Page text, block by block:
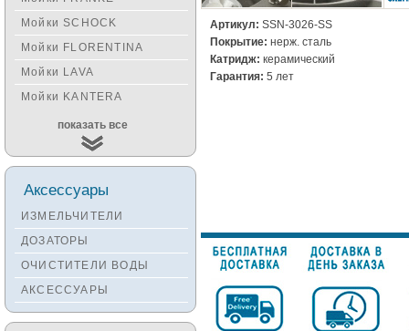
Артикул: SSN-3026-SS
Покрытие: нерж. сталь
Катридж: керамический
Гарантия: 5 лет
Мойки SCHOCK
Мойки FLORENTINA
Мойки LAVA
Мойки KANTERA
Мойки KUCHENSTERN
Мойки ALVEUS
Мойки TEKA
Мойки ZORG
Мойки SEAMAN
Мойки ZIGMUND&SHTAIN
Мойки OULIN
Мойки PAULMARK
показать все
Аксессуары
ИЗМЕЛЬЧИТЕЛИ
ДОЗАТОРЫ
ОЧИСТИТЕЛИ ВОДЫ
АКСЕССУАРЫ